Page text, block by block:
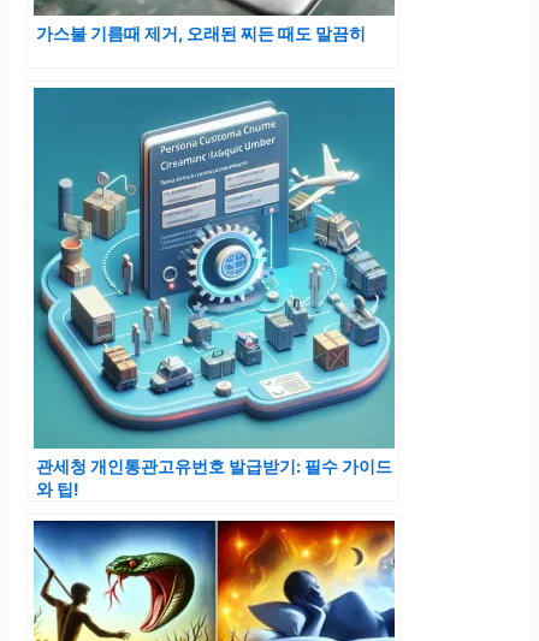
가스불 기름때 제거, 오래된 찌든 때도 말끔히
관세청 개인통관고유번호 발급받기: 필수 가이드
와 팁!